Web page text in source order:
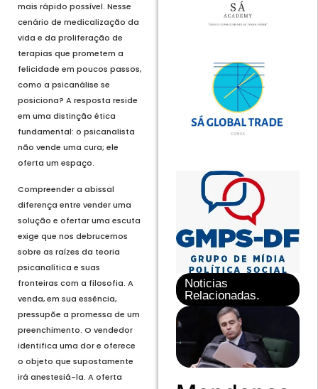
mais rápido possível. Nesse
cenário de medicalização da
vida e da proliferação de
terapias que prometem a
felicidade em poucos passos,
como a psicanálise se
posiciona? A resposta reside
em uma distinção ética
fundamental: o psicanalista
não vende uma cura; ele
oferta um espaço.
Compreender a abissal
diferença entre vender uma
solução e ofertar uma escuta
exige que nos debrucemos
sobre as raízes da teoria
psicanalítica e suas
fronteiras com a filosofia. A
venda, em sua essência,
pressupõe a promessa de um
preenchimento. O vendedor
identifica uma dor e oferece
o objeto que supostamente
irá anestesiá-la. A oferta
Noticias
Relacionadas.